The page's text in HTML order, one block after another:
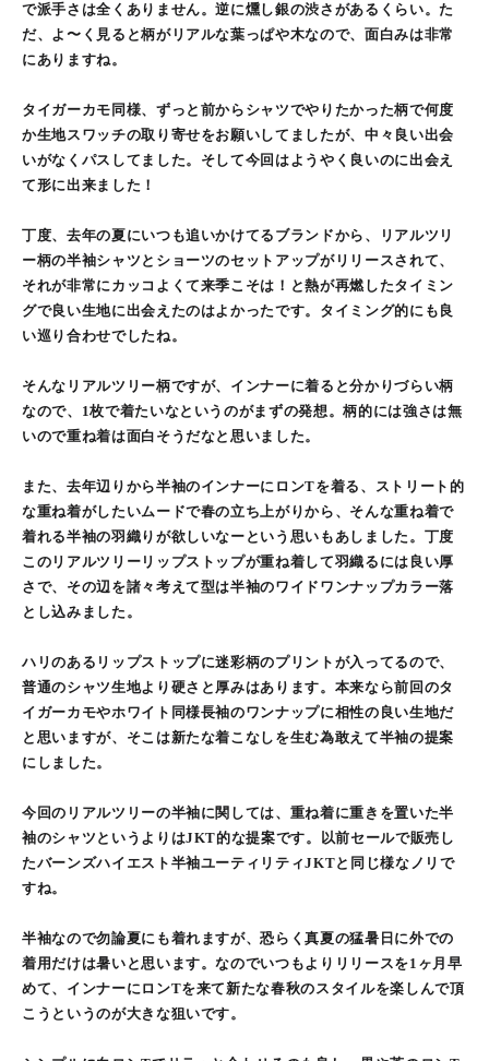
で派手さは全くありません。逆に燻し銀の渋さがあるくらい。た
だ、よ〜く見ると柄がリアルな葉っぱや木なので、面白みは非常
にありますね。
タイガーカモ同様、ずっと前からシャツでやりたかった柄で何度
か生地スワッチの取り寄せをお願いしてましたが、中々良い出会
いがなくパスしてました。そして今回はようやく良いのに出会え
て形に出来ました！
丁度、去年の夏にいつも追いかけてるブランドから、リアルツリ
ー柄の半袖シャツとショーツのセットアップがリリースされて、
それが非常にカッコよくて来季こそは！と熱が再燃したタイミン
グで良い生地に出会えたのはよかったです。タイミング的にも良
い巡り合わせでしたね。
そんなリアルツリー柄ですが、インナーに着ると分かりづらい柄
なので、1枚で着たいなというのがまずの発想。柄的には強さは無
いので重ね着は面白そうだなと思いました。
また、去年辺りから半袖のインナーにロンTを着る、ストリート的
な重ね着がしたいムードで春の立ち上がりから、そんな重ね着で
着れる半袖の羽織りが欲しいなーという思いもあしました。丁度
このリアルツリーリップストップが重ね着して羽織るには良い厚
さで、その辺を諸々考えて型は半袖のワイドワンナップカラー落
とし込みました。
ハリのあるリップストップに迷彩柄のプリントが入ってるので、
普通のシャツ生地より硬さと厚みはあります。本来なら前回のタ
イガーカモやホワイト同様長袖のワンナップに相性の良い生地だ
と思いますが、そこは新たな着こなしを生む為敢えて半袖の提案
にしました。
今回のリアルツリーの半袖に関しては、重ね着に重きを置いた半
袖のシャツというよりはJKT的な提案です。以前セールで販売し
たバーンズハイエスト半袖ユーティリティJKTと同じ様なノリで
すね。
半袖なので勿論夏にも着れますが、恐らく真夏の猛暑日に外での
着用だけは暑いと思います。なのでいつもよりリリースを1ヶ月早
めて、インナーにロンTを来て新たな春秋のスタイルを楽しんで頂
こうというのが大きな狙いです。